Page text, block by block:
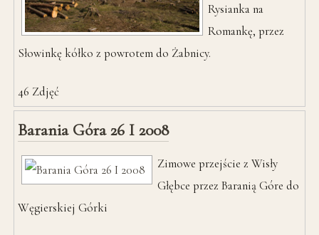
Rysianka na
Romankę, przez
Słowinkę kółko z powrotem do Żabnicy.
46 Zdjęć
Barania Góra 26 I 2008
Zimowe przejście z Wisły
Głębce przez Baranią Góre do
Węgierskiej Górki